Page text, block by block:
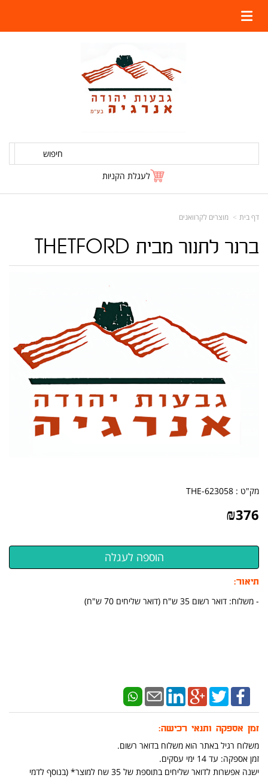
חיפוש
לעגלת הקניות
דף בית מוצרים לקרוואנים
ברנר לתנור מבית THETFORD
מק"ט : THE-623058
₪376
תיאור:
​- משלוח: דואר רשום 35 ש"ח (דואר שליחים 70 ש"ח)
זמן אספקה ותנאי רכישה:
משלוח רגיל באתר הוא משלוח בדואר רשום.
זמן אספקה: עד 14 ימי עסקים.
ישנה אפשרות לדואר שליחים בתוספת של 35 שח למוצר* (בנוסף לדמי